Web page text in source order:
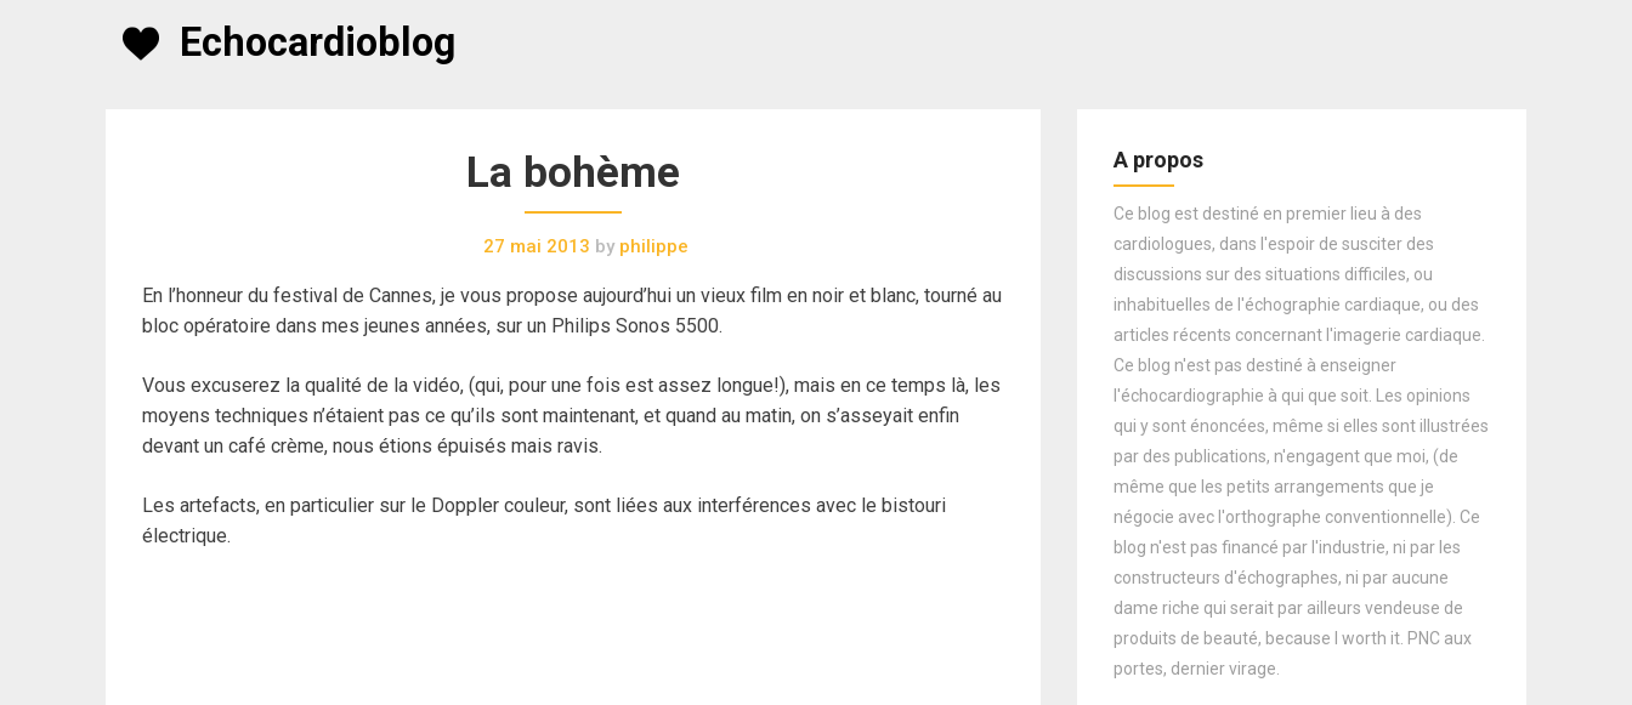
Echocardioblog
La bohème
27 mai 2013 byphilippe
En l’honneur du festival de Cannes, je vous propose aujourd’hui un vieux film en noir et blanc, tourné au
bloc opératoire dans mes jeunes années, sur un Philips Sonos 5500.
Vous excuserez la qualité de la vidéo, (qui, pour une fois est assez longue!), mais en ce temps là, les
moyens techniques n’étaient pas ce qu’ils sont maintenant, et quand au matin, on s’asseyait enfin
devant un café crème, nous étions épuisés mais ravis.
Les artefacts, en particulier sur le Doppler couleur, sont liées aux interférences avec le bistouri
électrique.
A propos
Ce blog est destiné en premier lieu à des
cardiologues, dans l'espoir de susciter des
discussions sur des situations difficiles, ou
inhabituelles de l'échographie cardiaque, ou des
articles récents concernant l'imagerie cardiaque.
Ce blog n'est pas destiné à enseigner
l'échocardiographie à qui que soit. Les opinions
qui y sont énoncées, même si elles sont illustrées
par des publications, n'engagent que moi, (de
même que les petits arrangements que je
négocie avec l'orthographe conventionnelle). Ce
blog n'est pas financé par l'industrie, ni par les
constructeurs d'échographes, ni par aucune
dame riche qui serait par ailleurs vendeuse de
produits de beauté, because I worth it. PNC aux
portes, dernier virage.